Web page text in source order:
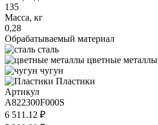
135
Масса, кг
0,28
Обрабатываемый материал
сталь
цветные металлы
чугун
Пластики
Артикул
A822300F000S
6 511.12 ₽